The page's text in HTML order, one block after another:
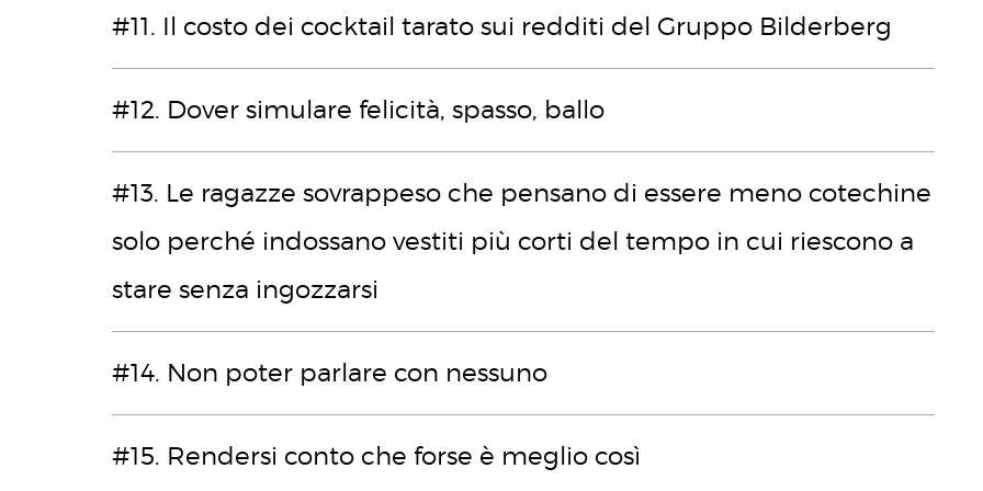
#11. Il costo dei cocktail tarato sui redditi del Gruppo Bilderberg
#12. Dover simulare felicità, spasso, ballo
#13. Le ragazze sovrappeso che pensano di essere meno cotechine
solo perché indossano vestiti più corti del tempo in cui riescono a
stare senza ingozzarsi
#14. Non poter parlare con nessuno
#15. Rendersi conto che forse è meglio così